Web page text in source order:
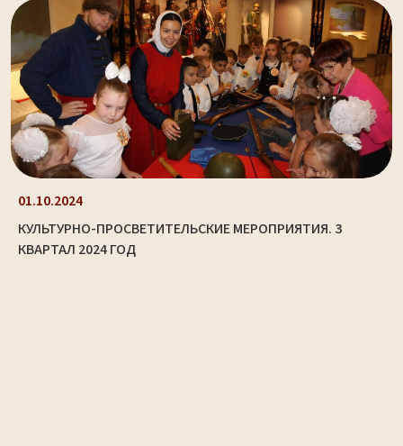
01.10.2024
КУЛЬТУРНО-ПРОСВЕТИТЕЛЬСКИЕ МЕРОПРИЯТИЯ. 3
КВАРТАЛ 2024 ГОД